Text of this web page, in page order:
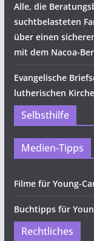
Alle, die
suchtbelasteten
über einen
mit dem Nacoa-
Evangelische
lutherischen
Selbsthilfe
Medien-Tipps
Filme für Young-
Buchtipps für
Rechtliches